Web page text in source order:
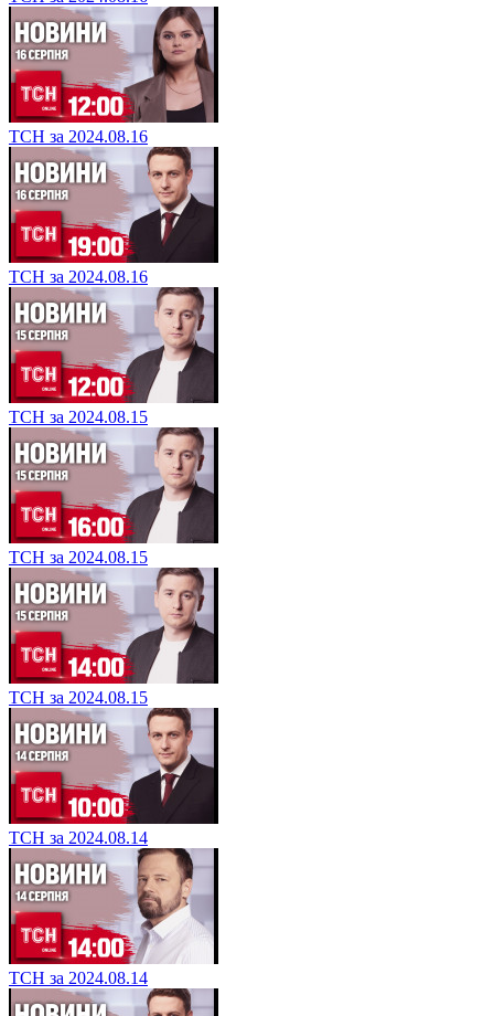
ТСН за 2024.08.16
ТСН за 2024.08.16
ТСН за 2024.08.15
ТСН за 2024.08.15
ТСН за 2024.08.15
ТСН за 2024.08.14
ТСН за 2024.08.14